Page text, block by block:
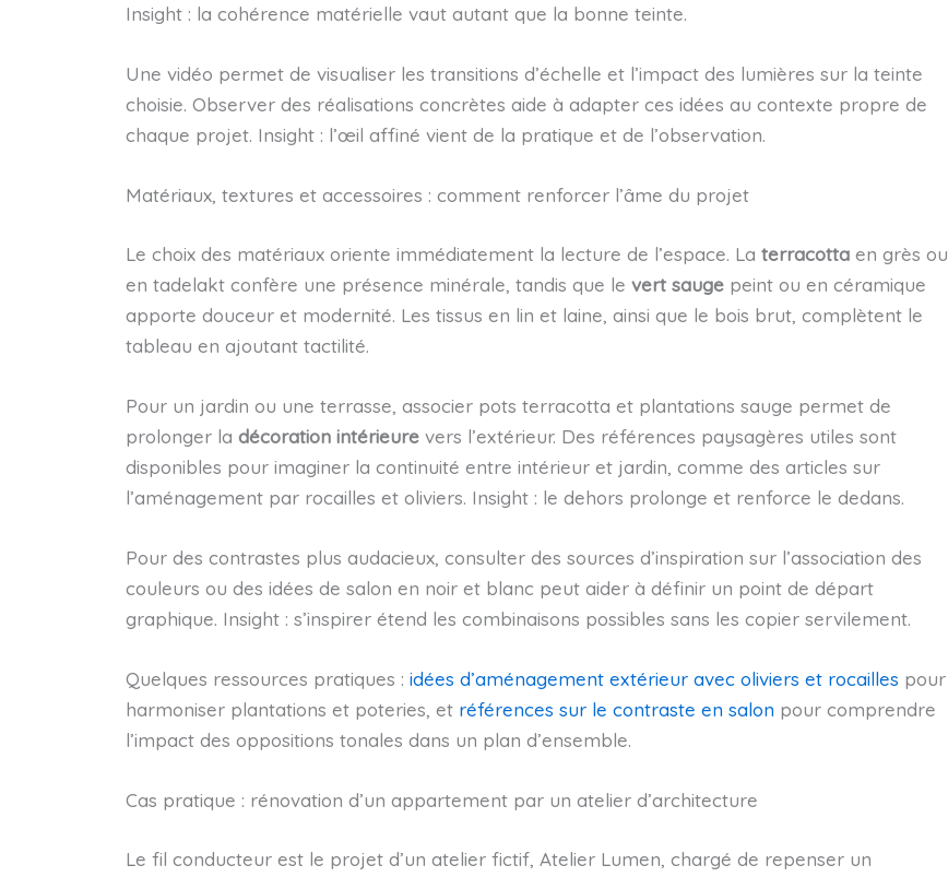
Insight : la cohérence matérielle vaut autant que la bonne teinte.
Une vidéo permet de visualiser les transitions d’échelle et l’impact des lumières sur la teinte
choisie. Observer des réalisations concrètes aide à adapter ces idées au contexte propre de
chaque projet. Insight : l’œil affiné vient de la pratique et de l’observation.
Matériaux, textures et accessoires : comment renforcer l’âme du projet
Le choix des matériaux oriente immédiatement la lecture de l’espace. La terracottaen grès ou
en tadelakt confère une présence minérale, tandis que le vert saugepeint ou en céramique
apporte douceur et modernité. Les tissus en lin et laine, ainsi que le bois brut, complètent le
tableau en ajoutant tactilité.
Pour un jardin ou une terrasse, associer pots terracotta et plantations sauge permet de
prolonger la décoration intérieurevers l’extérieur. Des références paysagères utiles sont
disponibles pour imaginer la continuité entre intérieur et jardin, comme des articles sur
l’aménagement par rocailles et oliviers. Insight : le dehors prolonge et renforce le dedans.
Pour des contrastes plus audacieux, consulter des sources d’inspiration sur l’association des
couleurs ou des idées de salon en noir et blanc peut aider à définir un point de départ
graphique. Insight : s’inspirer étend les combinaisons possibles sans les copier servilement.
Quelques ressources pratiques : idées d’aménagement extérieur avec oliviers et rocailles pour
harmoniser plantations et poteries, et références sur le contraste en salon pour comprendre
l’impact des oppositions tonales dans un plan d’ensemble.
Cas pratique : rénovation d’un appartement par un atelier d’architecture
Le fil conducteur est le projet d’un atelier fictif, Atelier Lumen, chargé de repenser un